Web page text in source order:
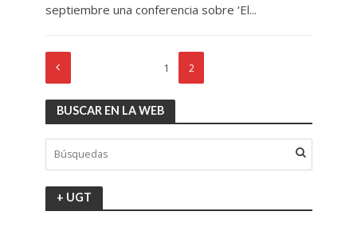
septiembre una conferencia sobre ‘El...
1 2
BUSCAR EN LA WEB
+ UGT